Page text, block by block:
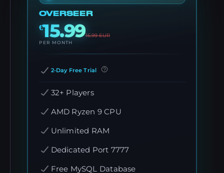
OVERSEER
€15.9916.99EUR
PER MONTH
2-Day Free Trial
32+ Players
AMD Ryzen 9 CPU
Unlimited RAM
Dedicated Port 7777
Free MySQL Database